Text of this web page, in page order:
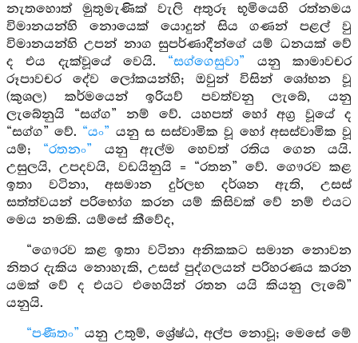
නැතහොත් මුතුමැණික් වැලි අතුරූ භූමියෙහි රත්නමය
විමානයන්හි නොයෙක් යොදුන් සිය ගණන් පළල් වු
විමානයන්හි උපන් නාග සුපර්ණාදීන්ගේ යම් ධනයක් වේ
ද එය දැක්වූයේ වෙයි. “සග්ගෙසුවා” යනු කාමාවචර
රූපාවචර දේව ලෝකයන්හි; ඔවුන් විසින් ශෝභන වූ
(කුශල) කර්මයෙන් ඉරියව් පවත්වනු ලැබේ, යනු
ලැබේනුයි “සග්ග” නම් වේ. යහපත් හෝ අග්‍ර වූයේ ද
“සග්ග” වේ. “යං” යනු ස සස්වාමික වූ හෝ අසස්වාමික වූ
යම්; “රතනං” යනු ඇල්ම හෙවත් රතිය ගෙන යයි.
උසුලයි, උපදවයි, වඩයිනුයි = “රතන” වේ. ගෞරව කළ
ඉතා වටිනා, අසමාන දුර්ලභ දර්ශන ඇති, උසස්
සත්ත්වයන් පරිභෝග කරන යම් කිසිවක් වේ නම් එයට
මෙය නමකි. යම්සේ කීවේද,
“ගෞරව කළ ඉතා වටිනා අනිකකට සමාන නොවන
නිතර දැකිය නොහැකි, උසස් පුද්ගලයන් පරිහරණය කරන
යමක් වේ ද එයට එහෙයින් රතන යයි කියනු ලැබේ”
යනුයි.
“පණීතං” යනු උතුම්, ශ්‍රේෂ්ඨ, අල්ප නොවූ; මෙසේ මේ